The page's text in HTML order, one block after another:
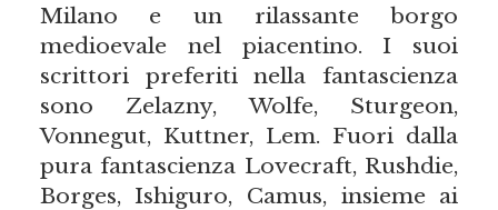
Milano e un rilassante borgo
medioevale nel piacentino. I suoi
scrittori preferiti nella fantascienza
sono Zelazny, Wolfe, Sturgeon,
Vonnegut, Kuttner, Lem. Fuori dalla
pura fantascienza Lovecraft, Rushdie,
Borges, Ishiguro, Camus, insieme ai